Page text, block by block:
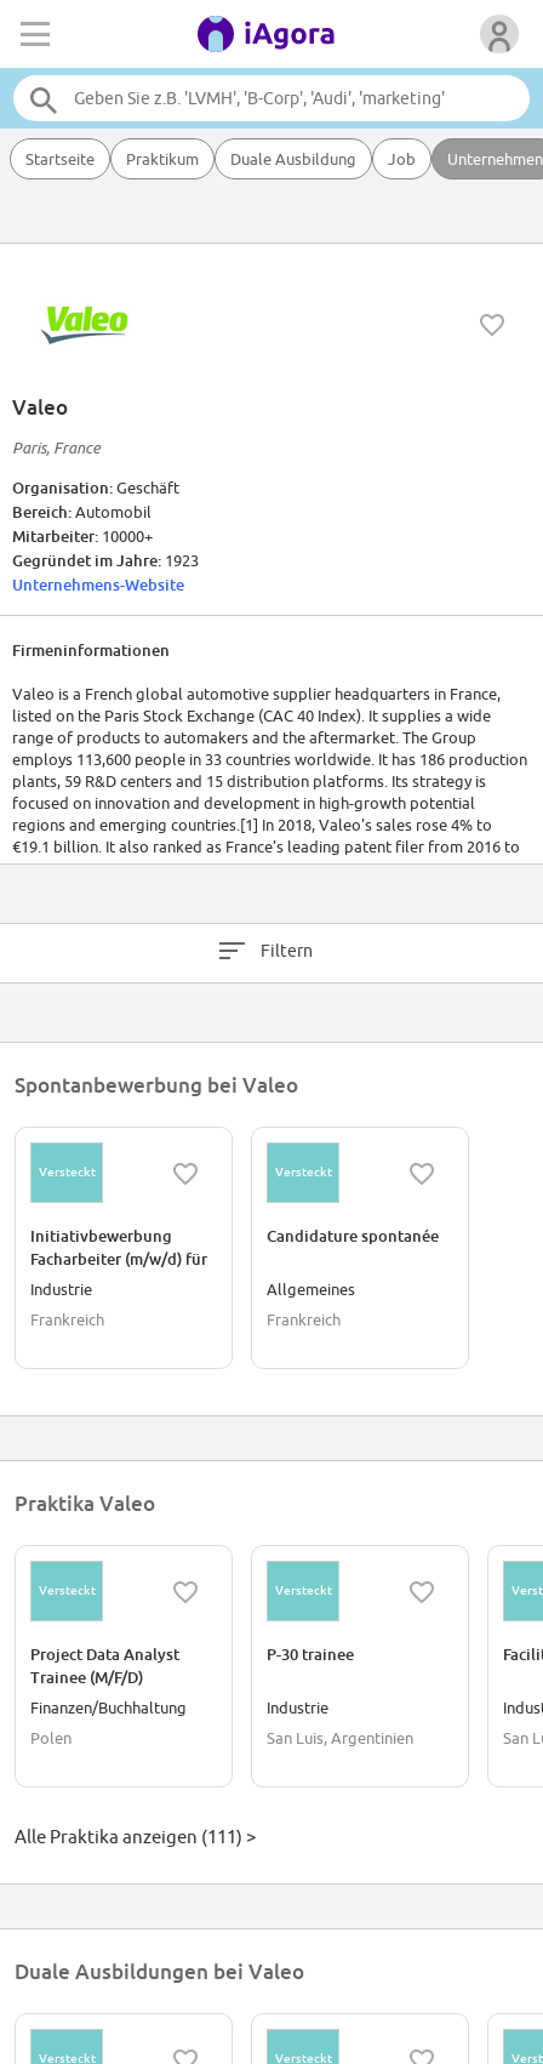
Startseite Praktikum Duale Ausbildung Job Unternehmen
Valeo
Paris, France
Organisation:Geschäft
Bereich:Automobil
Mitarbeiter: 10000+
Gegründet im Jahre: 1923
Unternehmens-Website
Firmeninformationen
Valeo is a French global automotive supplier headquarters in France,
listed on the Paris Stock Exchange (CAC 40 Index). It supplies a wide
range of products to automakers and the aftermarket. The Group
employs 113,600 people in 33 countries worldwide. It has 186 production
plants, 59 R&D centers and 15 distribution platforms. Its strategy is
focused on innovation and development in high-growth potential
regions and emerging countries.[1] In 2018, Valeo's sales rose 4% to
€19.1 billion. It also ranked as France's leading patent filer from 2016 to
2018.
Filtern
Spontanbewerbung bei Valeo
Versteckt
Initiativbewerbung
Facharbeiter (m/w/d) für
Betreuung der
Fertigungslinien
Industrie
Frankreich
Versteckt
Candidature spontanée
Allgemeines
Frankreich
Praktika Valeo
Versteckt
Project Data Analyst
Trainee (M/F/D)
Finanzen/Buchhaltung
Polen
Versteckt
P-30 trainee
Industrie
San Luis, Argentinien
San
Alle Praktika anzeigen (111) >
Duale Ausbildungen bei Valeo
Versteckt Versteckt